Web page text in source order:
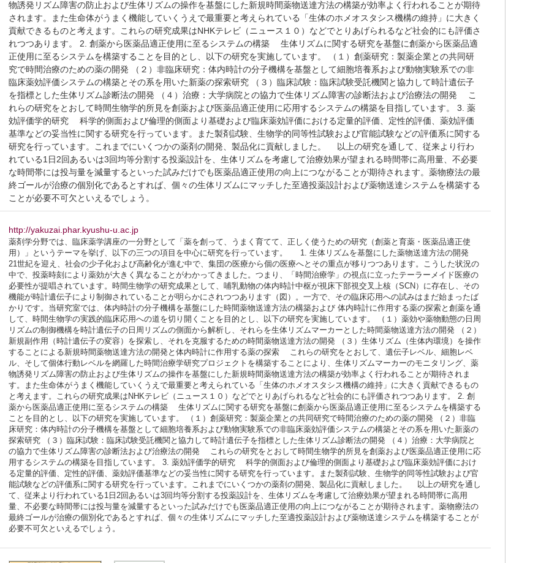
物誘発リズム障害の防止および生体リズムの操作を基盤にした新規時間薬物送達方法の構築が効率よく行われることが期待
されます。また生命体がうまく機能していくうえで最重要と考えられている「生体のホメオスタシス機構の維持」に大きく
貢献できるものと考えます。これらの研究成果はNHKテレビ（ニュース１０）などでとりあげられるなど社会的にも評価さ
れつつあります。 2. 創薬から医薬品適正使用に至るシステムの構築 生体リズムに関する研究を基盤に創薬から医薬品適
正使用に至るシステムを構築することを目的とし、以下の研究を実施しています。 （１）創薬研究：製薬企業との共同研
究で時間治療のための薬の開発 （２）非臨床研究：体内時計の分子機構を基盤として細胞培養系および動物実験系での非
臨床薬効評価システムの構築とその系を用いた新薬の探索研究 （３）臨床試験：臨床試験受託機関と協力して時計遺伝子
を指標とした生体リズム診断法の開発 （４）治療：大学病院との協力で生体リズム障害の診断法および治療法の開発 こ
れらの研究をとおして時間生物学的所見を創薬および医薬品適正使用に応用するシステムの構築を目指しています。 3. 薬
効評価学的研究 科学的側面および倫理的側面より基礎および臨床薬効評価における定量的評価、定性的評価、薬効評価
基準などの妥当性に関する研究を行っています。また製剤試験、生物学的同等性試験および官能試験などの評価系に関する
研究を行っています。これまでにいくつかの薬剤の開発、製品化に貢献しました。 以上の研究を通して、従来より行わ
れている1日2回あるいは3回均等分割する投薬設計を、生体リズムを考慮して治療効果が望まれる時間帯に高用量、不必要
な時間帯には投与量を減量するといった試みだけでも医薬品適正使用の向上につながることが期待されます。薬物療法の最
終ゴールが治療の個別化であるとすれば、個々の生体リズムにマッチした至適投薬設計および薬物送達システムを構築する
ことが必要不可欠といえるでしょう。
http://yakuzai.phar.kyushu-u.ac.jp
薬剤学分野では、臨床薬学講座の一分野として「薬を創って、うまく育てて、正しく使うための研究（創薬と育薬・医薬品適正使
用）」というテーマを挙げ、以下の三つの項目を中心に研究を行っています。 1. 生体リズムを基盤にした薬物送達方法の開発
21世紀を迎え、社会の少子化および高齢化が進む中で、集団の医療から個の医療へとその重点が移りつつあります。こうした状況の
中で、投薬時刻により薬効が大きく異なることがわかってきました。つまり、「時間治療学」の視点に立ったテーラーメイド医療の
必要性が提唱されています。時間生物学の研究成果として、哺乳動物の体内時計中枢が視床下部視交叉上核（SCN）に存在し、その
機能が時計遺伝子により制御されていることが明らかにされつつあります（図）。一方で、その臨床応用への試みはまだ始まったば
かりです。当研究室では、体内時計の分子機構を基盤にした時間薬物送達方法の構築および 体内時計に作用する薬の探索と創薬を通
して、時間生物学の実践的臨床応用への道を切り開くことを目的とし、以下の研究を実施しています。 （１）薬効や薬物動態の日周
リズムの制御機構を時計遺伝子の日周リズムの側面から解析し、それらを生体リズムマーカーとした時間薬物送達方法の開発 （２）
新規副作用（時計遺伝子の変容）を探索し、それを克服するための時間薬物送達方法の開発 （３）生体リズム（生体内環境）を操作
することによる新規時間薬物送達方法の開発と体内時計に作用する薬の探索 これらの研究をとおして、遺伝子レベル、細胞レベ
ル、そして個体行動レベルを網羅した時間治療学研究プロジェクトを構築することにより、生体リズムマーカーのモニタリング、薬
物誘発リズム障害の防止および生体リズムの操作を基盤にした新規時間薬物送達方法の構築が効率よく行われることが期待されま
す。また生命体がうまく機能していくうえで最重要と考えられている「生体のホメオスタシス機構の維持」に大きく貢献できるもの
と考えます。これらの研究成果はNHKテレビ（ニュース１０）などでとりあげられるなど社会的にも評価されつつあります。 2. 創
薬から医薬品適正使用に至るシステムの構築 生体リズムに関する研究を基盤に創薬から医薬品適正使用に至るシステムを構築する
ことを目的とし、以下の研究を実施しています。 （１）創薬研究：製薬企業との共同研究で時間治療のための薬の開発 （２）非臨
床研究：体内時計の分子機構を基盤として細胞培養系および動物実験系での非臨床薬効評価システムの構築とその系を用いた新薬の
探索研究 （３）臨床試験：臨床試験受託機関と協力して時計遺伝子を指標とした生体リズム診断法の開発 （４）治療：大学病院と
の協力で生体リズム障害の診断法および治療法の開発 これらの研究をとおして時間生物学的所見を創薬および医薬品適正使用に応
用するシステムの構築を目指しています。 3. 薬効評価学的研究 科学的側面および倫理的側面より基礎および臨床薬効評価におけ
る定量的評価、定性的評価、薬効評価基準などの妥当性に関する研究を行っています。また製剤試験、生物学的同等性試験および官
能試験などの評価系に関する研究を行っています。これまでにいくつかの薬剤の開発、製品化に貢献しました。 以上の研究を通し
て、従来より行われている1日2回あるいは3回均等分割する投薬設計を、生体リズムを考慮して治療効果が望まれる時間帯に高用
量、不必要な時間帯には投与量を減量するといった試みだけでも医薬品適正使用の向上につながることが期待されます。薬物療法の
最終ゴールが治療の個別化であるとすれば、個々の生体リズムにマッチした至適投薬設計および薬物送達システムを構築することが
必要不可欠といえるでしょう。